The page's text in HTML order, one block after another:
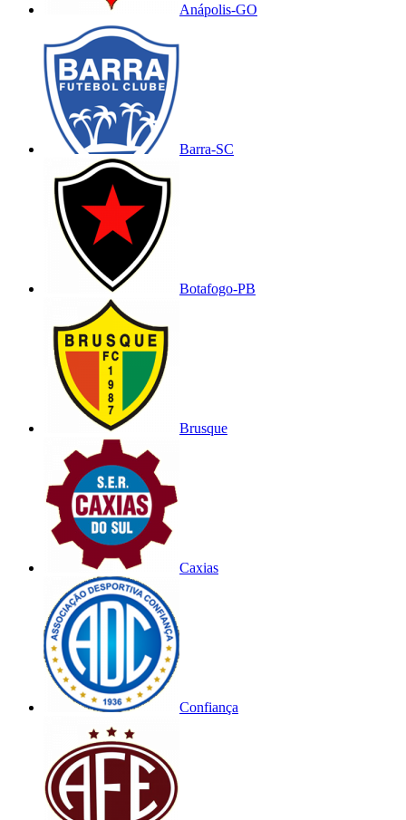
Anápolis-GO
Barra-SC
Botafogo-PB
Brusque
Caxias
Confiança